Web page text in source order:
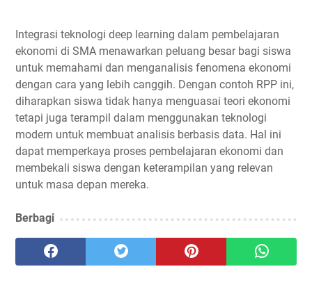
Integrasi teknologi deep learning dalam pembelajaran
ekonomi di SMA menawarkan peluang besar bagi siswa
untuk memahami dan menganalisis fenomena ekonomi
dengan cara yang lebih canggih. Dengan contoh RPP ini,
diharapkan siswa tidak hanya menguasai teori ekonomi
tetapi juga terampil dalam menggunakan teknologi
modern untuk membuat analisis berbasis data. Hal ini
dapat memperkaya proses pembelajaran ekonomi dan
membekali siswa dengan keterampilan yang relevan
untuk masa depan mereka.
Berbagi